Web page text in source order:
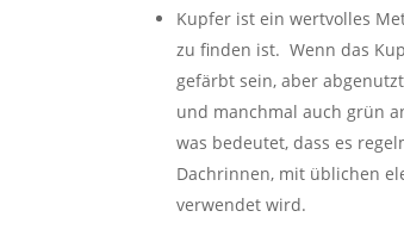
Kupfer ist ein wertvolles
zu finden ist. Wenn das
gefärbt sein, aber
und manchmal auch grün
was bedeutet, dass es
Dachrinnen, mit üblichen
verwendet wird.